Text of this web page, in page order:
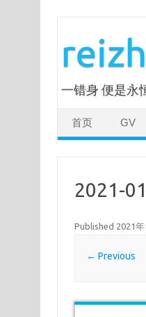
一错身 便是永
首页 GV
2021-
Published 2021
← Previous